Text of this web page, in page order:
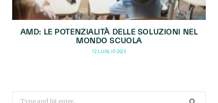
AMD: LE POTENZIALITÀ DELLE SOLUZIONI NEL
MONDO SCUOLA
12 LUGLIO 2023